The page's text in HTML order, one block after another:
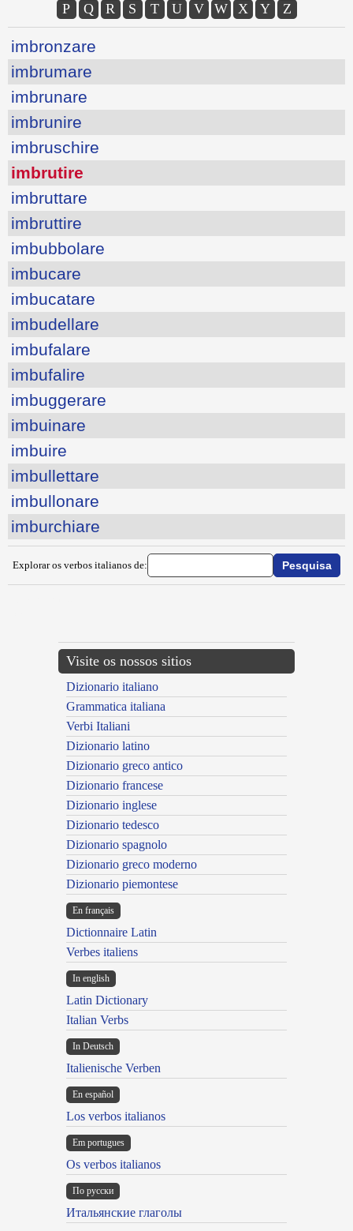
P
Q R S T U V W X Y Z
imbronzare
imbrumare
imbrunare
imbrunire
imbruschire
imbrutire
imbruttare
imbruttire
imbubbolare
imbucare
imbucatare
imbudellare
imbufalare
imbufalire
imbuggerare
imbuinare
imbuire
imbullettare
imbullonare
imburchiare
Explorar os verbos italianos de:
Visite os nossos sitios
Dizionario italiano
Grammatica italiana
Verbi Italiani
Dizionario latino
Dizionario greco antico
Dizionario francese
Dizionario inglese
Dizionario tedesco
Dizionario spagnolo
Dizionario greco moderno
Dizionario piemontese
En français
Dictionnaire Latin
Verbes italiens
In english
Latin Dictionary
Italian Verbs
In Deutsch
Italienische Verben
En español
Los verbos italianos
Em portugues
Os verbos italianos
По русски
Итальянские глаголы